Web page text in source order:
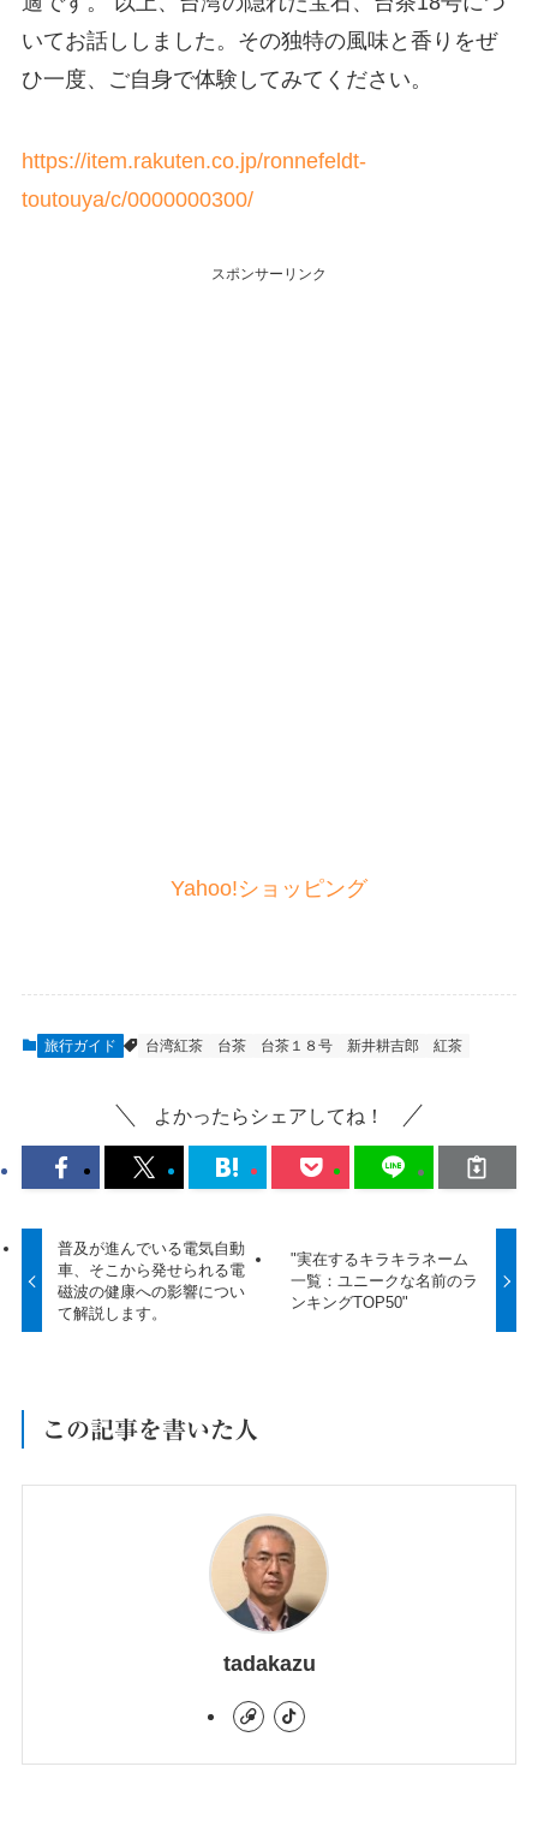
いてお話ししました。その独特の風味と香りをぜ
ひ一度、ご自身で体験してみてください。
https://item.rakuten.co.jp/ronnefeldt-
toutouya/c/0000000300/
スポンサーリンク
Yahoo!ショッピング
旅行ガイド 台湾紅茶 台茶 台茶１８号 新井耕吉郎 紅茶
よかったらシェアしてね！
普及が進んでいる電気自動
車、そこから発せられる電
磁波の健康への影響につい
て解説します。
"実在するキラキラネーム
一覧：ユニークな名前のラ
ンキングTOP50"
この記事を書いた人
tadakazu